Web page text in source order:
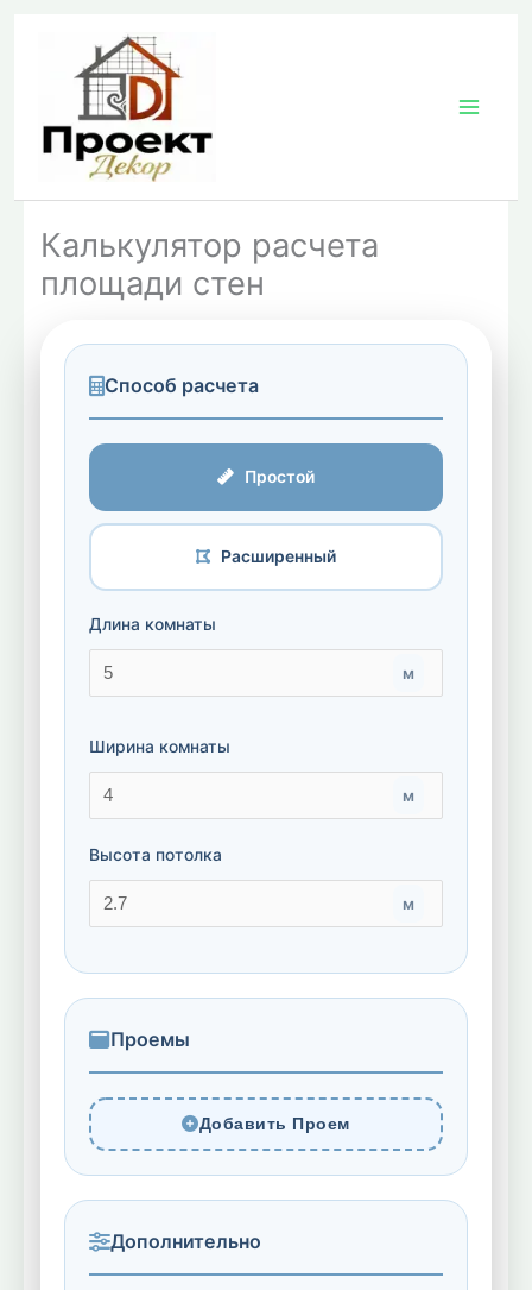
содержимому
Калькулятор расчета
площади стен
Способ расчета
Простой
Расширенный
Длина комнаты
м
Ширина комнаты
м
Высота потолка
м
Проемы
Добавить Проем
Дополнительно